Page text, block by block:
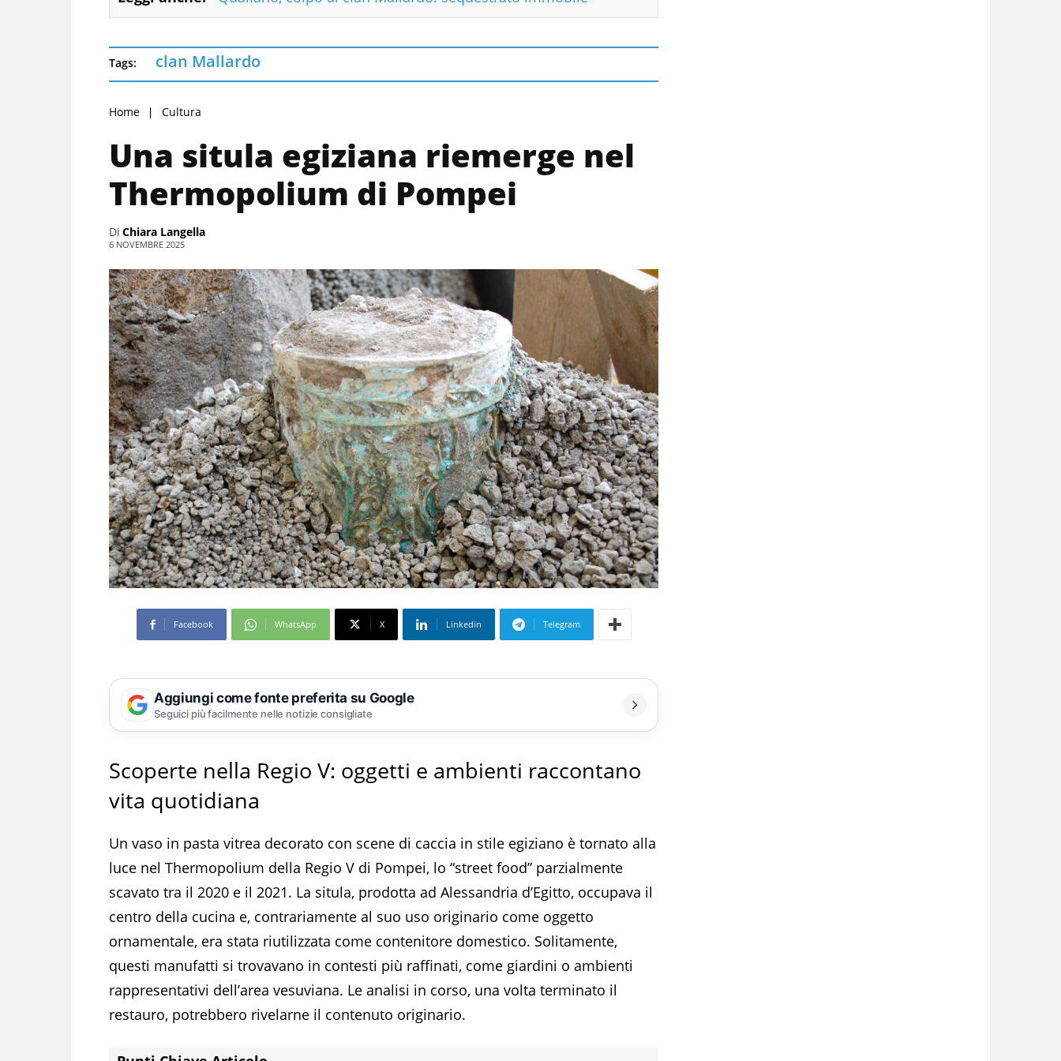
Tags: clan Mallardo
Home Cultura
Una situla egiziana riemerge nel
Thermopolium di Pompei
Di Chiara Langella
6 NOVEMBRE 2025
Facebook WhatsApp X Linkedin Telegram
Aggiungi come fonte preferita su Google
Seguici più facilmente nelle notizie consigliate
Scoperte nella Regio V: oggetti e ambienti raccontano
vita quotidiana
Un vaso in pasta vitrea decorato con scene di caccia in stile egiziano è tornato alla
luce nel Thermopolium della Regio V di Pompei, lo “street food” parzialmente
scavato tra il 2020 e il 2021. La situla, prodotta ad Alessandria d’Egitto, occupava il
centro della cucina e, contrariamente al suo uso originario come oggetto
ornamentale, era stata riutilizzata come contenitore domestico. Solitamente,
questi manufatti si trovavano in contesti più raffinati, come giardini o ambienti
rappresentativi dell’area vesuviana. Le analisi in corso, una volta terminato il
restauro, potrebbero rivelarne il contenuto originario.